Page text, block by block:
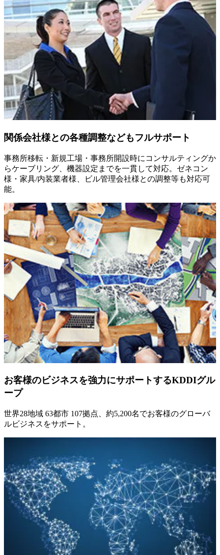
関係会社様との各種調整などもフルサポート
事務所移転・新規工場・事務所開設時にコンサルティングか
らケーブリング、機器設定までを一貫して対応。ゼネコン
様・家具/内装業者様、ビル管理会社様との調整等も対応可
能。
お客様のビジネスを強力にサポートするKDDIグル
ープ
世界28地域 63都市 107拠点、約5,200名でお客様のグローバ
ルビジネスをサポート。